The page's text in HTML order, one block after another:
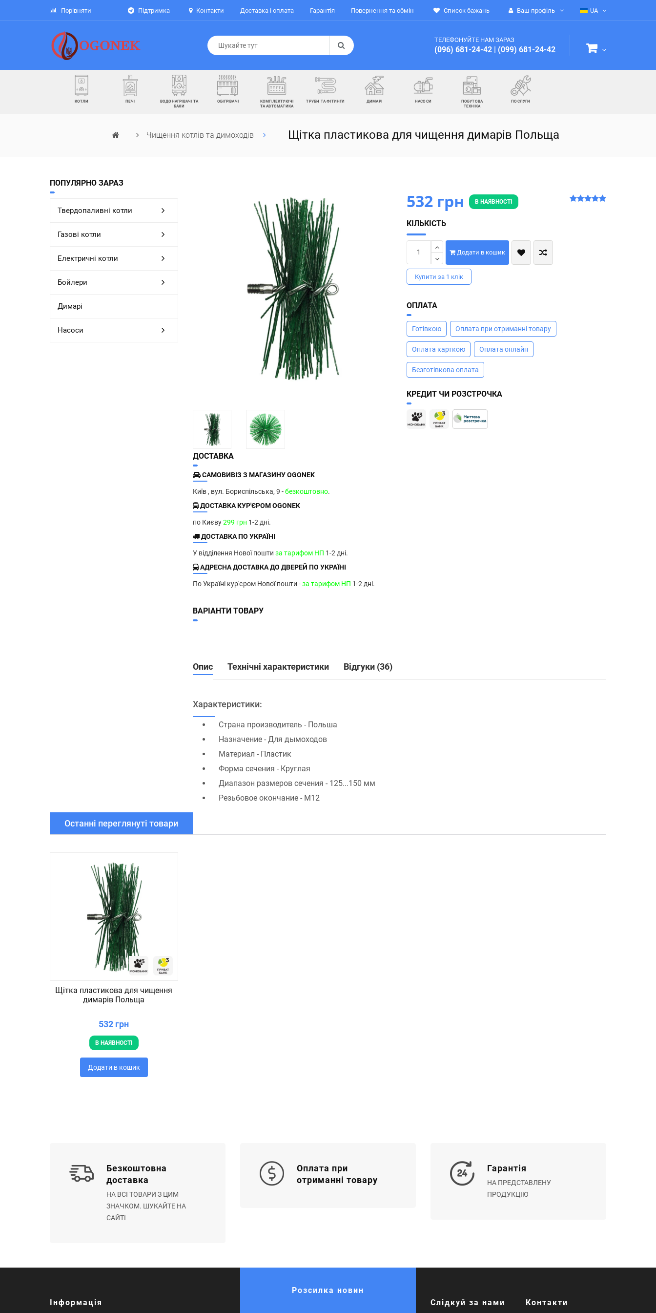
Порівняти Підтримка Контакти Доставка і оплата Гарантія Повернення та обмін Список бажань Ваш профіль UA
ТЕЛЕФОНУЙТЕ НАМ ЗАРАЗ
(096) 681-24-42 | (099) 681-24-42
КОТЛИ ПЕЧІ
ВОДОНАГРІВАЧІ ТА
БАКИ
ОБІГРІВАЧІ
КОМПЛЕКТУЮЧІ
ТА АВТОМАТИКА
ТРУБИ ТА ФІТИНГИ ДИМАРІ НАСОСИ
ПОБУТОВА
ТЕХНІКА
ПОСЛУГИ
Чищення котлів та димоходів Щітка пластикова для чищення димарів Польща
ПОПУЛЯРНО ЗАРАЗ
Твердопаливні котли
Газові котли
Електричні котли
Бойлери
Димарі
Насоси
532 грн В НАЯВНОСТІ
КІЛЬКІСТЬ
Додати в кошик
Купити за 1 клiк
ОПЛАТА
Готівкою Оплата при отриманні товару
Оплата карткою Оплата онлайн
Безготівкова оплата
КРЕДИТ ЧИ РОЗСТРОЧКА
ДОСТАВКА
САМОВИВІЗ З МАГАЗИНУ OGONEK
Київ , вул. Бориспільська, 9 -безкоштовно.
ДОСТАВКА КУР'ЄРОМ OGONEK
по Києву299 грн 1-2 дні.
ДОСТАВКА ПО УКРАЇНІ
У відділення Нової пошти за тарифом НП 1-2 дні.
АДРЕСНА ДОСТАВКА ДО ДВЕРЕЙ ПО УКРАЇНІ
По Україні кур'єром Нової пошти -за тарифом НП 1-2 дні.
ВАРІАНТИ ТОВАРУ
Опис Технічні характеристики Відгуки (36)
Характеристики:
Страна производитель - Польша
Назначение - Для дымоходов
Материал - Пластик
Форма сечения - Круглая
Диапазон размеров сечения - 125...150 мм
Резьбовое окончание - М12
Останні переглянуті товари
Щітка пластикова для чищення
димарів Польща
532 грн
В НАЯВНОСТІ
Додати в кошик
Безкоштовна
доставка
НА ВСІ ТОВАРИ З ЦИМ
ЗНАЧКОМ. ШУКАЙТЕ НА
САЙТІ
Оплата при
отриманні товару
Гарантія
НА ПРЕДСТАВЛЕНУ
ПРОДУКЦІЮ
Інформація
Розсилка новин
Слідкуй за нами
Контакти